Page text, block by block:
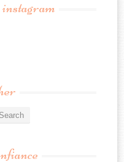
instagram